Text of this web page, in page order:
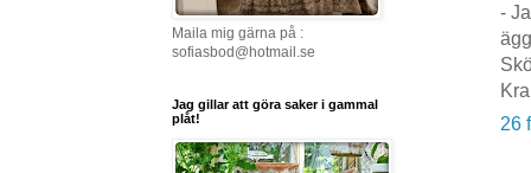
-
26
Maila mig gärna på :
sofiasbod@hotmail.se
Jag gillar att göra saker i gammal
plåt!